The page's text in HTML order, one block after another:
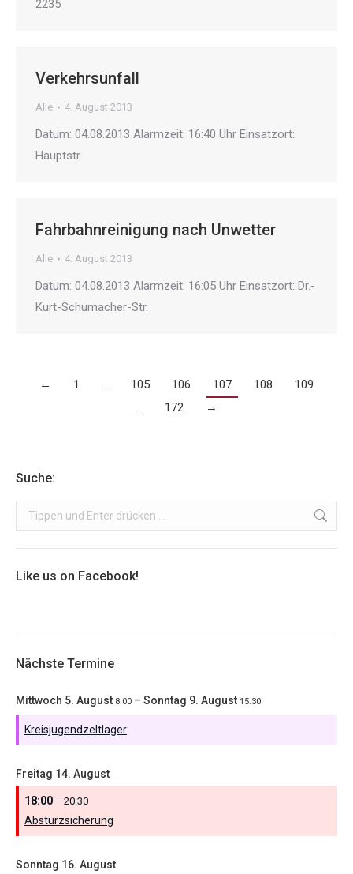
2235
Verkehrsunfall
Alle 4. August 2013
Datum: 04.08.2013 Alarmzeit: 16:40 Uhr Einsatzort:
Hauptstr.
Fahrbahnreinigung nach Unwetter
Alle 4. August 2013
Datum: 04.08.2013 Alarmzeit: 16:05 Uhr Einsatzort: Dr.-
Kurt-Schumacher-Str.
← 1 … 105 106 107 108
109
…
172 →
Suche:
Search:
Like us on Facebook!
Nächste Termine
Mittwoch 5. August 8:00 – Sonntag 9. August 15:30
Kreisjugendzeltlager
Freitag 14. August
18:00 – 20:30
Absturzsicherung
Sonntag 16. August